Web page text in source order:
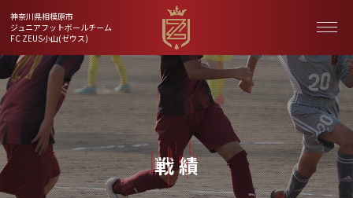
神奈川県相模原市
ジュニアフットボールチーム
FC ZEUS小山(ゼウス)
戦 績